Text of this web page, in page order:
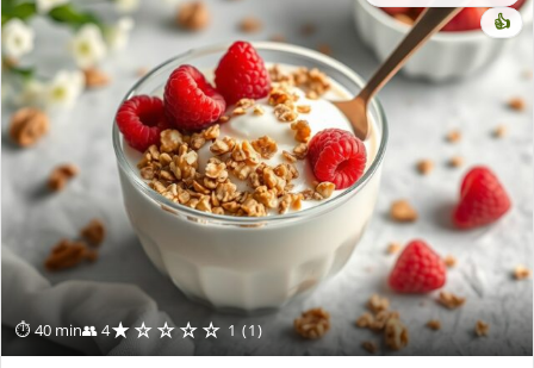
⏱ 40 min👥 4★☆☆☆☆ 1 (1)
👍